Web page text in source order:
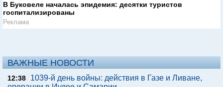
В Буковеле началась эпидемия: десятки туристов
госпитализированы
Реклама
ВАЖНЫЕ НОВОСТИ
12:38
1039-й день войны: действия в Газе и Ливане,